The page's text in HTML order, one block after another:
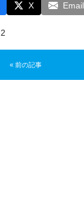
X Email
2
« 前の記事